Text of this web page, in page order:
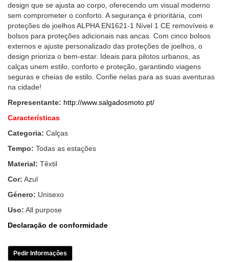
design que se ajusta ao corpo, oferecendo um visual moderno
sem comprometer o conforto. A segurança é prioritária, com
proteções de joelhos ALPHA EN1621-1 Nível 1 CE removíveis e
bolsos para proteções adicionais nas ancas. Com cinco bolsos
externos e ajuste personalizado das proteções de joelhos, o
design prioriza o bem-estar. Ideais para pilotos urbanos, as
calças unem estilo, conforto e proteção, garantindo viagens
seguras e cheias de estilo. Confie nelas para as suas aventuras
na cidade!
Representante: http://www.salgadosmoto.pt/
Características
Categoria: Calças
Tempo: Todas as estações
Material: Têxtil
Cor: Azul
Género: Unisexo
Uso: All purpose
Declaração de conformidade
Pedir Informações